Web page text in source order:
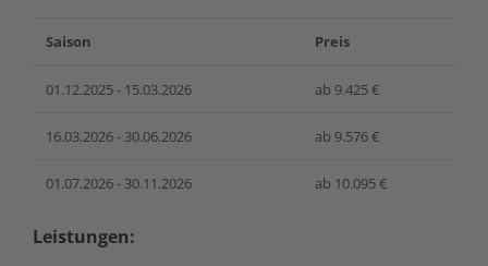
Saison Preis
01.12.2025 - 15.03.2026 ab 9.425 €
16.03.2026 - 30.06.2026 ab 9.576 €
01.07.2026 - 30.11.2026 ab 10.095 €
Leistungen: